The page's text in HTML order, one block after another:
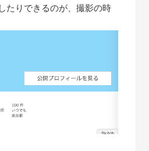
たりできるのが、撮影の時